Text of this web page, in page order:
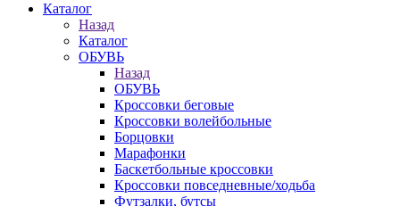
Каталог
Назад
Каталог
ОБУВЬ
Назад
ОБУВЬ
Кроссовки беговые
Кроссовки волейбольные
Борцовки
Марафонки
Баскетбольные кроссовки
Кроссовки повседневные/ходьба
Футзалки, бутсы